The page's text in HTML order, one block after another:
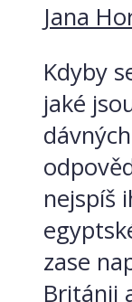
Jana
Kdyby
jaké
nejspíš
zase
Británii